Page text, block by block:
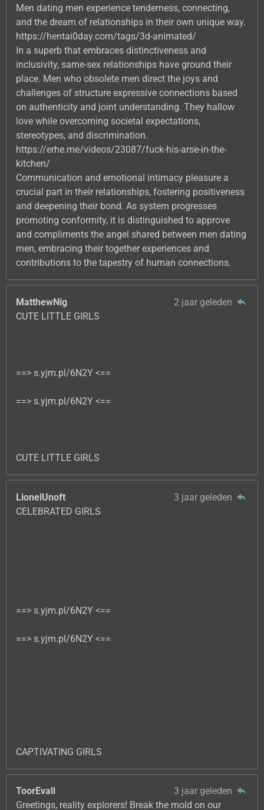
Men dating men experience tenderness, connecting,
and the dream of relationships in their own unique way.
https://hentai0day.com/tags/3d-animated/
In a superb that embraces distinctiveness and
inclusivity, same-sex relationships have ground their
place. Men who obsolete men direct the joys and
challenges of structure expressive connections based
on authenticity and joint understanding. They hallow
love while overcoming societal expectations,
stereotypes, and discrimination.
https://erhe.me/videos/23087/fuck-his-arse-in-the-
kitchen/
Communication and emotional intimacy pleasure a
crucial part in their relationships, fostering positiveness
and deepening their bond. As system progresses
promoting conformity, it is distinguished to approve
and compliments the angel shared between men dating
men, embracing their together experiences and
contributions to the tapestry of human connections.
MatthewNig
2 jaar geleden
CUTE LITTLE GIRLS
==> s.yjm.pl/6N2Y <==
==> s.yjm.pl/6N2Y <==
CUTE LITTLE GIRLS
LionelUnoft
3 jaar geleden
CELEBRATED GIRLS
==> s.yjm.pl/6N2Y <==
==> s.yjm.pl/6N2Y <==
CAPTIVATING GIRLS
ToorEvall
3 jaar geleden
Greetings, reality explorers! Break the mold on our